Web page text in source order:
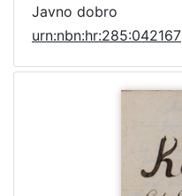
Javno dobro
urn:nbn:hr:285:042167